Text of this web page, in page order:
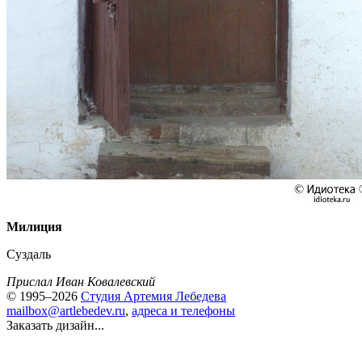
Милиция
Суздаль
Прислал Иван Ковалевский
© 1995–2026 Студия Артемия Лебедева
mailbox@artlebedev.ru, адреса и телефоны
Заказать дизайн...